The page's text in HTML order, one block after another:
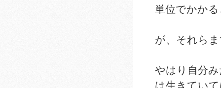
単位でかか
が、それら
やはり自分
は生きてい